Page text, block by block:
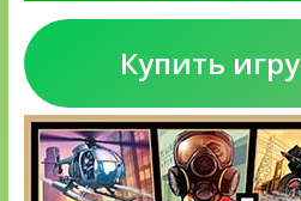
Купить игру